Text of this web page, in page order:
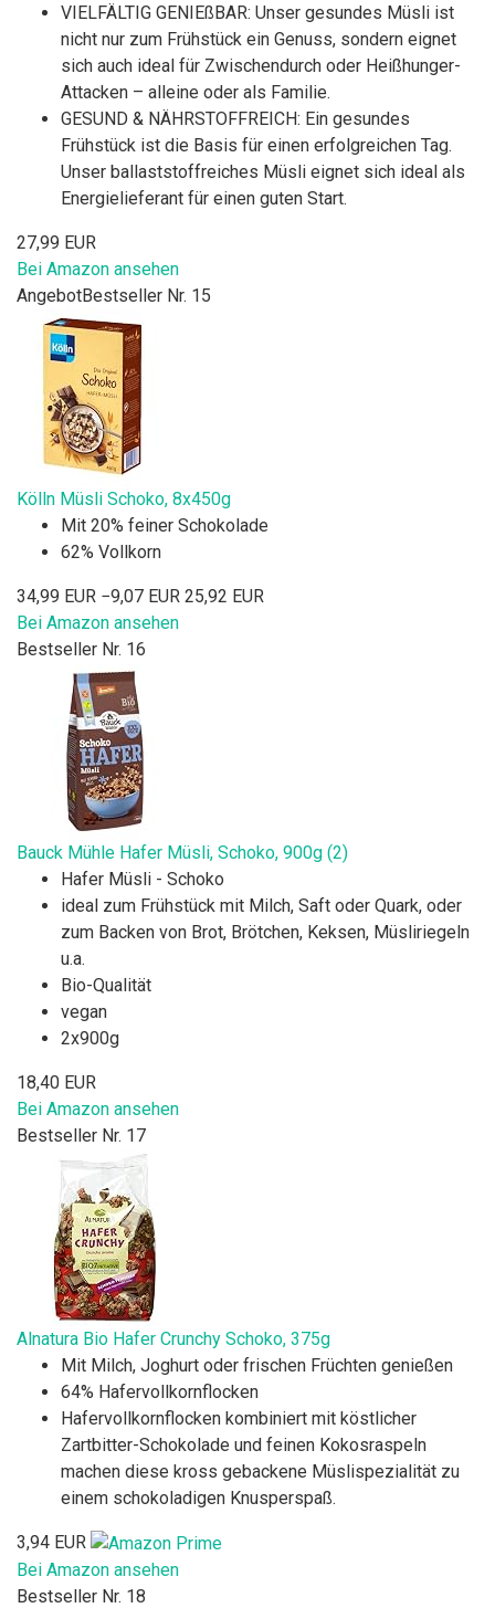
VIELFÄLTIG GENIEßBAR: Unser gesundes Müsli ist
nicht nur zum Frühstück ein Genuss, sondern eignet
sich auch ideal für Zwischendurch oder Heißhunger-
Attacken – alleine oder als Familie.
GESUND & NÄHRSTOFFREICH: Ein gesundes
Frühstück ist die Basis für einen erfolgreichen Tag.
Unser ballaststoffreiches Müsli eignet sich ideal als
Energielieferant für einen guten Start.
27,99 EUR
Bei Amazon ansehen
AngebotBestseller Nr. 15
Kölln Müsli Schoko, 8x450g
Mit 20% feiner Schokolade
62% Vollkorn
34,99 EUR −9,07 EUR 25,92 EUR
Bei Amazon ansehen
Bestseller Nr. 16
Bauck Mühle Hafer Müsli, Schoko, 900g (2)
Hafer Müsli - Schoko
ideal zum Frühstück mit Milch, Saft oder Quark, oder
zum Backen von Brot, Brötchen, Keksen, Müsliriegeln
u.a.
Bio-Qualität
vegan
2x900g
18,40 EUR
Bei Amazon ansehen
Bestseller Nr. 17
Alnatura Bio Hafer Crunchy Schoko, 375g
Mit Milch, Joghurt oder frischen Früchten genießen
64% Hafervollkornflocken
Hafervollkornflocken kombiniert mit köstlicher
Zartbitter-Schokolade und feinen Kokosraspeln
machen diese kross gebackene Müslispezialität zu
einem schokoladigen Knusperspaß.
3,94 EUR
Bei Amazon ansehen
Bestseller Nr. 18